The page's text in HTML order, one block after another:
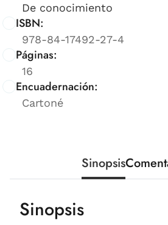
De conocimiento
ISBN:
978-84-17492-27-4
Páginas:
16
Encuadernación:
Cartoné
Sinopsis
Sinopsis